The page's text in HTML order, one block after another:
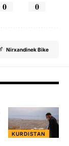
0 0
Nirxandinek Bike
KURDISTAN